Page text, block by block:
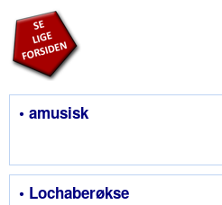
• amusisk
• Lochaberøkse